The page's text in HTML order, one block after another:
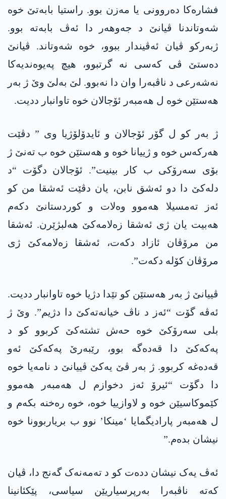
فشارەکا دەروونی یا مەزن بوو. راستیا بابەتێ خوە
شەوتاندنا ڤیانێ د جەوهەر دا ئەڤ بابەتە بوو.
ژبەرکو ڤیان ئەڤیندار ببوو، خوە شەوتاند. ڤیانێ
دەستێ ڤی کەسی نە گرتبوو، هیچ پەیوەندیەکا
نەشەرعی د ناڤبەرا وان دا نەبوو. لێ بەلێ وێ ژ بەر
ھەستێن خوە ل ھەمبەر ئۆجالان خوە تاوانبار ددیت.
ژ بەر کو ل گۆر ئۆجالان و ئایدۆلۆژیا وی ” دڤێت
ھەرکەس خوە و ژییانا خوە و ھەستێن خوە ب تەنێ ژ
بۆی سەرۆکی ب کار بینیت”. ئۆجالان دگۆت “د
دلەکێ دا دو ئەشق نابن، یان دڤێت ئەشقا من کو
ئەز تەمسیلا هەموو وەلات و کوردستانێ دکەم
هەبیت یان ژی ئەشقا زەلامەکێ هەلبژێرن. ئەشقا
من مرۆڤان ئازاد دکەت، ئەشقا زەلامەکێ ژی
مرۆڤان کۆلە دکەت”.
ڤییانێ ژ بەر ھەستێن کو تێدا دژیا خوە تاوانبار ددیت.
ئەڤە گۆت “ئەز د ناڤ خیانەتەکێ دا دژیم”. وێ ژ
بلی سەرۆکێ خوە حەش تشتەکێ کربوو کو د
پەکەکێ دا قەدەگە بوو، رێبەرێ پەکەکێ ئەو
قەدەغە کربوو. ژ بەر ڤێ یەکێ ڤییانێ د نامەیا خوە
دا دگۆت “ئیرۆ ئەز دخوازم ل ھەمبەر هەموو
کێموکاسیێن خوە و لاوازییا خوە، خوە رەخنە بکەم و
ل ھەمبەر پارادیگمایا ‘مینکا’ نوو ب بریاربوونا خوە
نیشان بدەم.”
ئەڤ یەک نیشان ددەت کو د تەمەنەک گەنج دا، ڤیان
کەتە ناڤبەرا بەرپرسیاریێن سیاسی، پێکئانینا